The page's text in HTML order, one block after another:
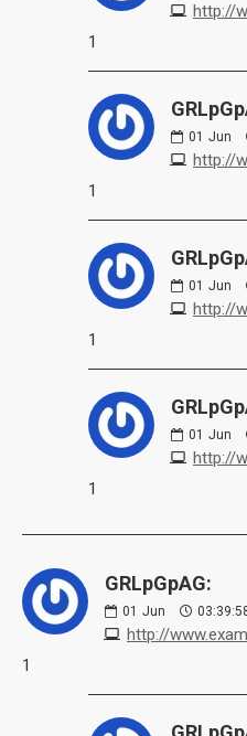
http://
1
01 Jun
http://
1
01 Jun
http://
1
01 Jun
http://
1
GRLpGpAG:
01 Jun
http://
1